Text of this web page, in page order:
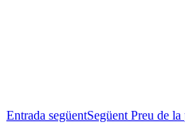
Entrada següentSegüent Preu de la